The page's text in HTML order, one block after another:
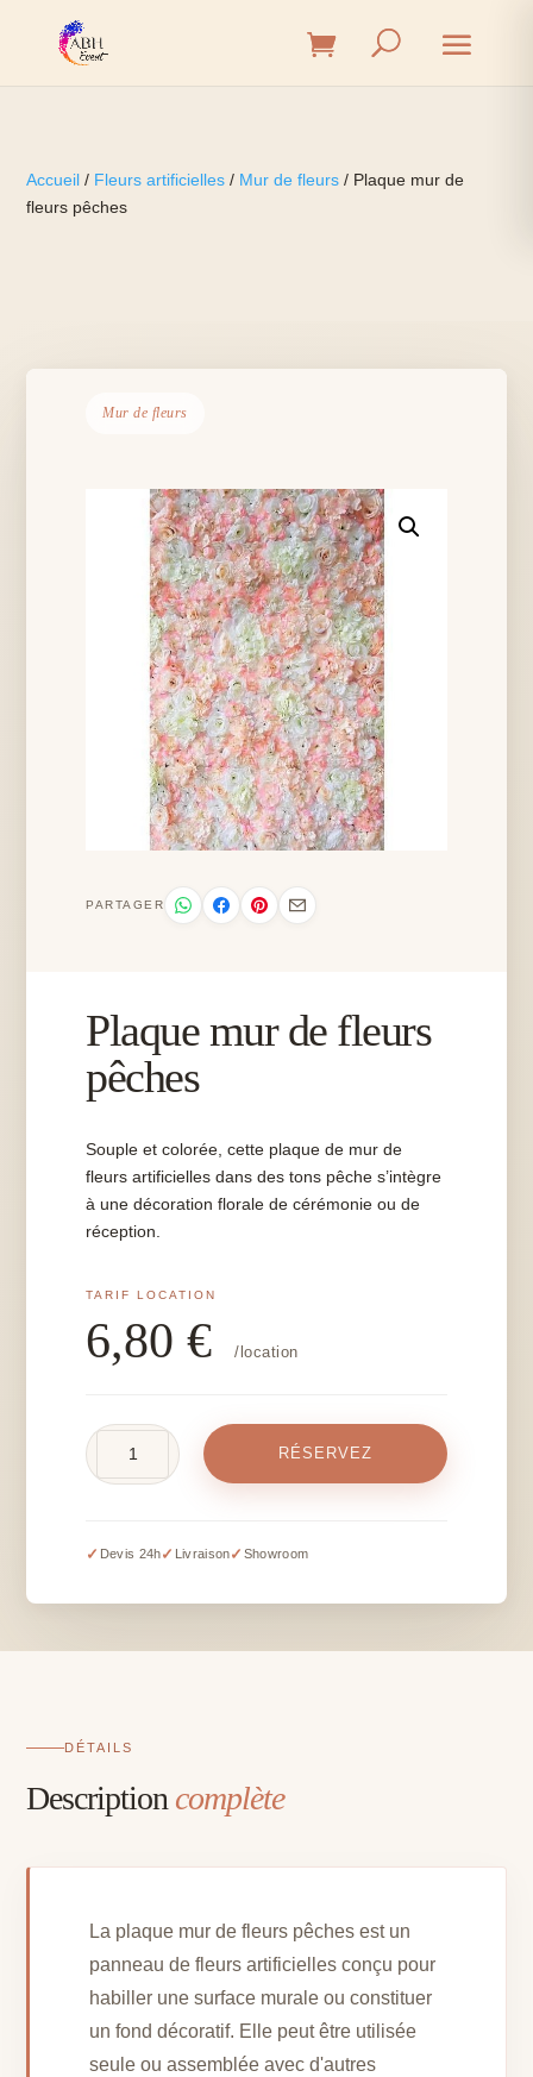
Accueil / Fleurs artificielles / Mur de fleurs / Plaque mur de
fleurs pêches
Mur de fleurs
PARTAGER
Plaque mur de fleurs
pêches
Souple et colorée, cette plaque de mur de
fleurs artificielles dans des tons pêche s’intègre
à une décoration florale de cérémonie ou de
réception.
6,80€ /location
de
pêches
RÉSERVEZ
✓ Devis 24h✓ Livraison✓ Showroom
DÉTAILS
Description complète
La plaque mur de fleurs pêches est un
panneau de fleurs artificielles conçu pour
habiller une surface murale ou constituer
un fond décoratif. Elle peut être utilisée
seule ou assemblée avec d'autres